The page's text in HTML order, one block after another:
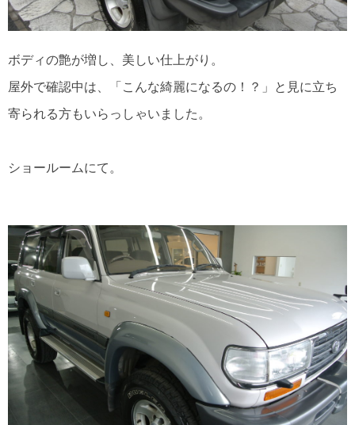
ボディの艶が増し、美しい仕上がり。
屋外で確認中は、「こんな綺麗になるの！？」と見に立ち
寄られる方もいらっしゃいました。
ショールームにて。